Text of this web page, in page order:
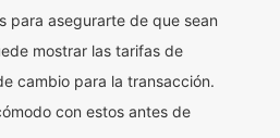
para asegurarte de que sean
mostrar las tarifas de
cambio para la transacción.
con estos antes de